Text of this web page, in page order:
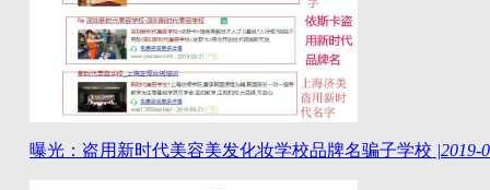
曝光：盗用新时代美容美发化妆学校品牌名骗子学校 |2019-